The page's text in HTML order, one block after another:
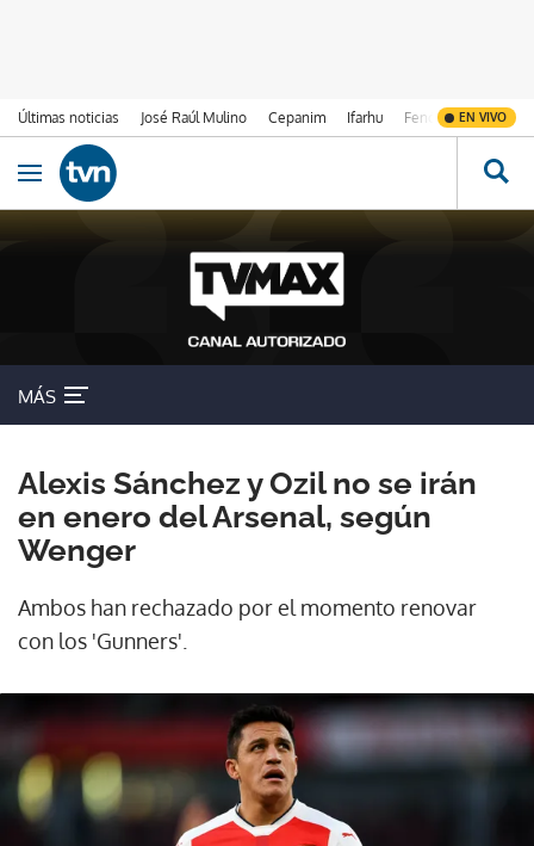
Últimas noticias José Raúl Mulino Cepanim Ifarhu Fenómeno de El
EN VIVO
Ir al contenido
Obrir navegació
MÁS
Alexis Sánchez y Ozil no se irán
en enero del Arsenal, según
Wenger
Ambos han rechazado por el momento renovar
con los 'Gunners'.